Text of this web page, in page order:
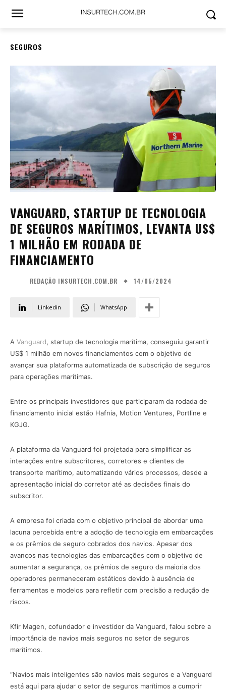
SEGUROS
VANGUARD, STARTUP DE TECNOLOGIA
DE SEGUROS MARÍTIMOS, LEVANTA US$
1 MILHÃO EM RODADA DE
FINANCIAMENTO
REDAÇÃO INSURTECH.COM.BR 14/05/2024
Linkedin WhatsApp
A Vanguard, startup de tecnologia marítima, conseguiu garantir
US$ 1 milhão em novos financiamentos com o objetivo de
avançar sua plataforma automatizada de subscrição de seguros
para operações marítimas.
Entre os principais investidores que participaram da rodada de
financiamento inicial estão Hafnia, Motion Ventures, Portline e
KGJG.
A plataforma da Vanguard foi projetada para simplificar as
interações entre subscritores, corretores e clientes de
transporte marítimo, automatizando vários processos, desde a
apresentação inicial do corretor até as decisões finais do
subscritor.
A empresa foi criada com o objetivo principal de abordar uma
lacuna percebida entre a adoção de tecnologia em embarcações
e os prêmios de seguro cobrados dos navios. Apesar dos
avanços nas tecnologias das embarcações com o objetivo de
aumentar a segurança, os prêmios de seguro da maioria dos
operadores permaneceram estáticos devido à ausência de
ferramentas e modelos para refletir com precisão a redução de
riscos.
Kfir Magen, cofundador e investidor da Vanguard, falou sobre a
importância de navios mais seguros no setor de seguros
marítimos.
“Navios mais inteligentes são navios mais seguros e a Vanguard
está aqui para ajudar o setor de seguros marítimos a cumprir